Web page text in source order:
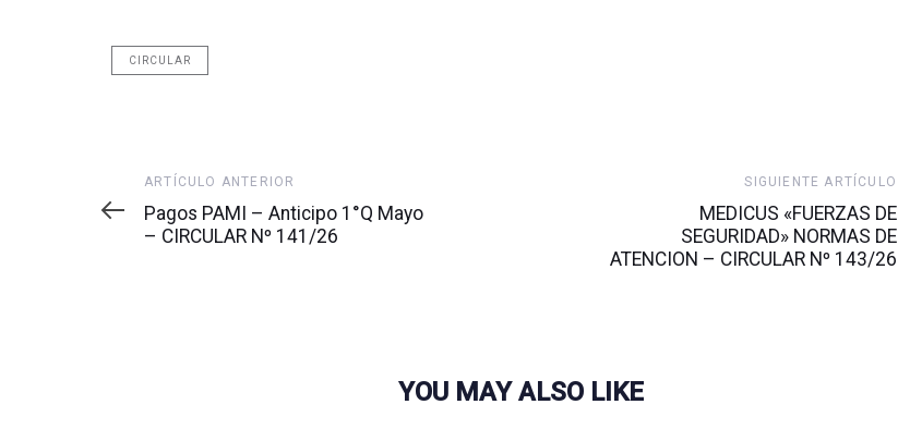
CIRCULAR
Artículo
anterior
ARTÍCULO ANTERIOR
Pagos PAMI – Anticipo 1°Q Mayo
– CIRCULAR Nº 141/26
SIGUIENTE ARTÍCULO
MEDICUS «FUERZAS DE
SEGURIDAD» NORMAS DE
ATENCION – CIRCULAR Nº 143/26
YOU MAY ALSO LIKE